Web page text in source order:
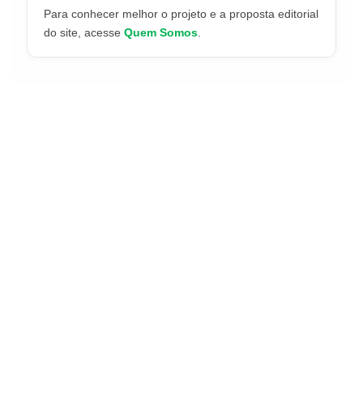
Para conhecer melhor o projeto e a proposta editorial
do site, acesse Quem Somos